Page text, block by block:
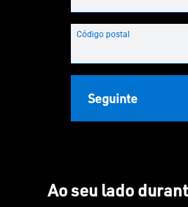
Código postal
Seguinte
Ao seu lado